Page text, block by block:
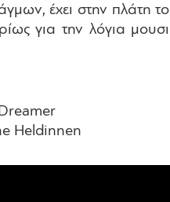
έχει στην πλάτη
για την λόγια
Heldinnen